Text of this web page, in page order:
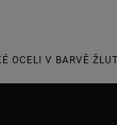
OCELI V BARVĚ